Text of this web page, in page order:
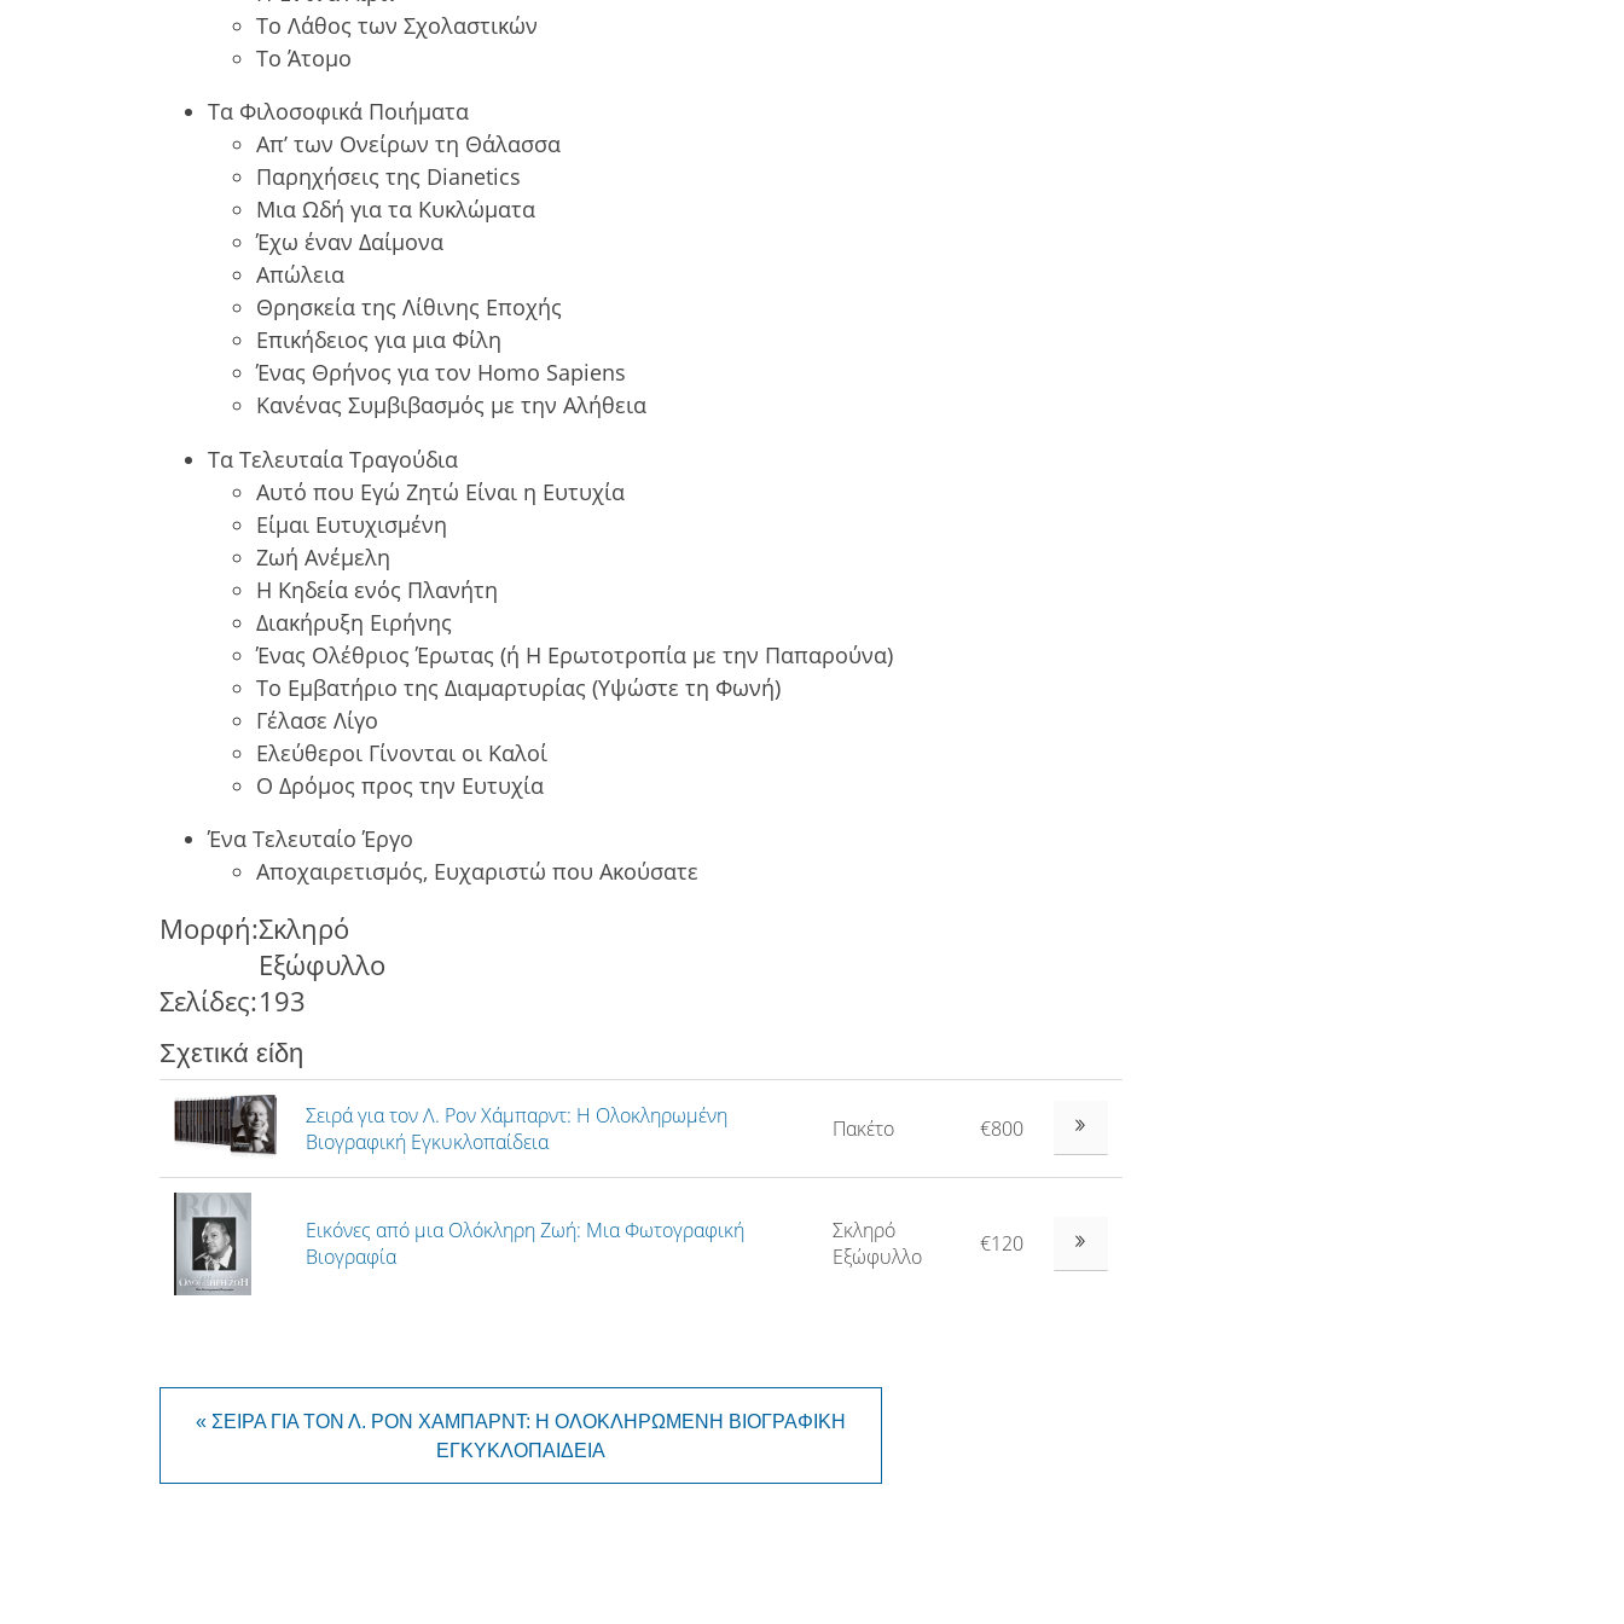
Το Λάθος των Σχολαστικών
Το Άτομο
Τα Φιλοσοφικά Ποιήματα
Απ’ των Ονείρων τη Θάλασσα
Παρηχήσεις της Dianetics
Μια Ωδή για τα Κυκλώματα
Έχω έναν Δαίμονα
Απώλεια
Θρησκεία της Λίθινης Εποχής
Επικήδειος για μια Φίλη
Ένας Θρήνος για τον Homo Sapiens
Κανένας Συμβιβασμός με την Αλήθεια
Τα Τελευταία Τραγούδια
Αυτό που Εγώ Ζητώ Είναι η Ευτυχία
Είμαι Ευτυχισμένη
Ζωή Ανέμελη
Η Κηδεία ενός Πλανήτη
Διακήρυξη Ειρήνης
Ένας Ολέθριος Έρωτας (ή Η Ερωτοτροπία με την Παπαρούνα)
Το Εμβατήριο της Διαμαρτυρίας (Υψώστε τη Φωνή)
Γέλασε Λίγο
Ελεύθεροι Γίνονται οι Καλοί
Ο Δρόμος προς την Ευτυχία
Ένα Τελευταίο Έργο
Αποχαιρετισμός, Ευχαριστώ που Ακούσατε
Μορφή:Σκληρό
Εξώφυλλο
Σελίδες:193
Σχετικά είδη
Σειρά για τον Λ. Ρον Χάμπαρντ: Η Ολοκληρωμένη
Βιογραφική Εγκυκλοπαίδεια
Πακέτο €800
Εικόνες από μια Ολόκληρη Ζωή: Μια Φωτογραφική
Βιογραφία
Σκληρό
Εξώφυλλο
€120
« ΣΕΙΡΆ ΓΙΑ ΤΟΝ Λ. ΡΟΝ ΧΆΜΠΑΡΝΤ: Η ΟΛΟΚΛΗΡΩΜΈΝΗ ΒΙΟΓΡΑΦΙΚΉ
ΕΓΚΥΚΛΟΠΑΊΔΕΙΑ